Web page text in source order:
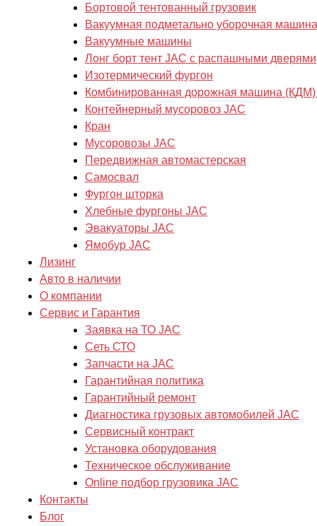
Бортовой тентованный грузовик
Вакуумная подметально уборочная
Вакуумные машины
Лонг борт тент JAC с распашными дверями
Изотермический фургон
Комбинированная дорожная машина
Контейнерный мусоровоз JAC
Кран
Мусоровозы JAC
Передвижная автомастерская
Самосвал
Фургон шторка
Хлебные фургоны JAC
Эвакуаторы JAC
Ямобур JAC
Лизинг
Авто в наличии
О компании
Сервис и Гарантия
Заявка на ТО JAC
Сеть СТО
Запчасти на JAC
Гарантийная политика
Гарантийный ремонт
Диагностика грузовых автомобилей JAC
Сервисный контракт
Установка оборудования
Техническое обслуживание
Online подбор грузовика JAC
Контакты
Блог